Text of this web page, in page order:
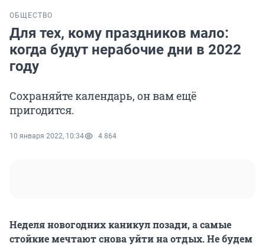
ОБЩЕСТВО
Для тех, кому праздников мало:
когда будут нерабочие дни в 2022
году
Сохраняйте календарь, он вам ещё
пригодится.
10 января 2022, 10:34 4 864
Неделя новогодних каникул позади, а самые
стойкие мечтают снова уйти на отдых. Не будем